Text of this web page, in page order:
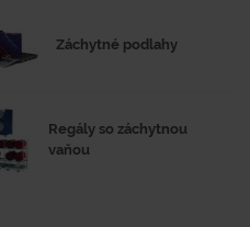
Záchytné podlahy
Regály so záchytnou
vaňou